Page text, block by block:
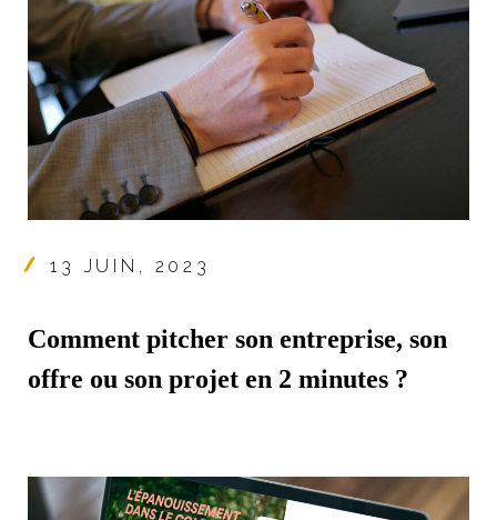
13 JUIN, 2023
Comment pitcher son entreprise, son
offre ou son projet en 2 minutes ?